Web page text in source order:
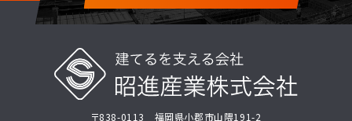
〒838-0113 福岡県小郡市山隈191-2